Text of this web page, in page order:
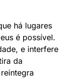
há lugares
é possível.
e interfere
da